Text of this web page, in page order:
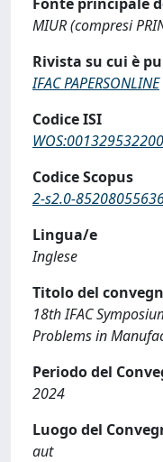
MIUR (compresi
Rivista su cui è
IFAC PAPERSONLINE
Codice ISI
Codice Scopus
2-s2.0-
Lingua/e
Inglese
Titolo del
18th IFAC
Problems in
Periodo del
2024
Luogo del
aut